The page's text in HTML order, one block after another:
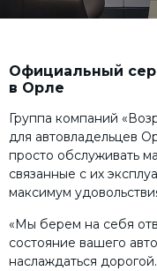
Официальный
в Орле
Группа компаний
для автовладельцев
просто обслуживать
связанные с их
максимум
«Мы берем на себя
состояние вашего
наслаждаться